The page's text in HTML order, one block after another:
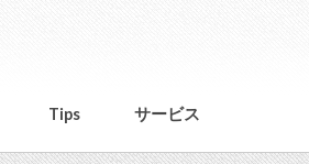
Tips サービス